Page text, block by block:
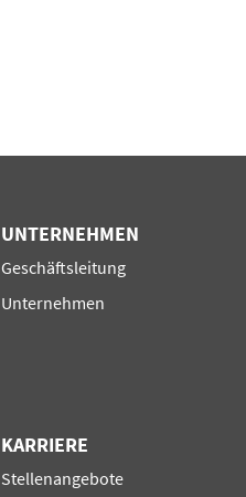
UNTERNEHMEN
Navigation
Geschäftsleitung
Unternehmen
KARRIERE
Navigation
Stellenangebote